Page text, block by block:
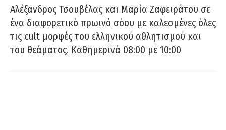
Αλέξανδρος Τσουβέλας και Μαρία Ζαφειράτου σε
ένα διαφορετικό πρωινό σόου με καλεσμένες όλες
τις cult μορφές του ελληνικού αθλητισμού και
του θεάματος. Καθημερινά 08:00 με 10:00